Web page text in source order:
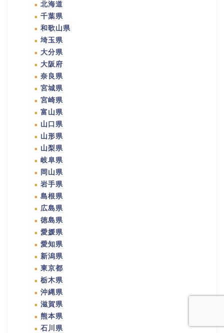
北海道
千葉県
和歌山県
埼玉県
大分県
大阪府
奈良県
宮城県
宮崎県
富山県
山口県
山形県
山梨県
岐阜県
岡山県
岩手県
島根県
広島県
徳島県
愛媛県
愛知県
新潟県
東京都
栃木県
沖縄県
滋賀県
熊本県
石川県